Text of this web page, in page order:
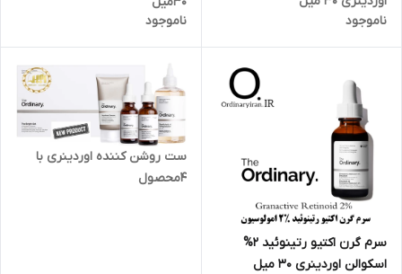
ناموجود
ناموجود
سرم گرن اکتیو رتینوئید 2%
اسکوالن اوردینری 30 میل
ست روشن کننده اوردینری با
۴محصول